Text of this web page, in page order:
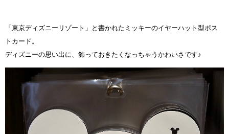
「東京ディズニーリゾート」と書かれたミッキーのイヤーハット型ポス
トカード。
ディズニーの思い出に、飾っておきたくなっちゃうかわいさです♪